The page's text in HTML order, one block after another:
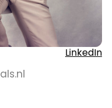
LinkedIn